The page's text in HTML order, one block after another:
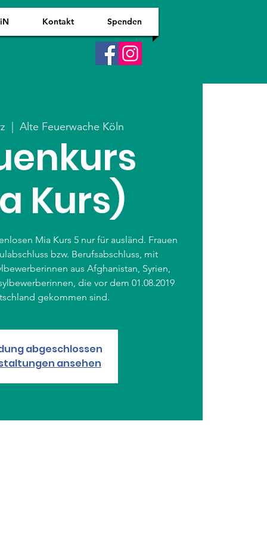
Kontakt Spenden
  |
Alte Feuerwache Köln
Kurs)
Mia Kurs 5 nur für ausländ. Frauen
bzw. Berufsabschluss, mit
aus Afghanistan, Syrien,
die vor dem 01.08.2019
gekommen sind.
abgeschlossen
ansehen